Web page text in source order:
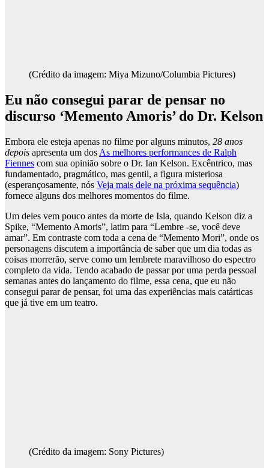
(Crédito da imagem: Miya Mizuno/Columbia Pictures)
Eu não consegui parar de pensar no
discurso ‘Memento Amoris’ do Dr. Kelson
Embora ele esteja apenas no filme por alguns minutos, 28 anos
depois apresenta um dos As melhores performances de Ralph
Fiennes com sua opinião sobre o Dr. Ian Kelson. Excêntrico, mas
fundamentado, pragmático, mas gentil, a figura misteriosa
(esperançosamente, nós Veja mais dele na próxima sequência)
fornece alguns dos melhores momentos do filme.
Um deles vem pouco antes da morte de Isla, quando Kelson diz a
Spike, “Memento Amoris”, latim para “Lembre -se, você deve
amar”. Em contraste com toda a cena de “Memento Mori”, onde os
personagens discutem a importância de saber que um dia todas as
coisas morrerão, serve como um lembrete maravilhoso do espectro
completo da vida. Tendo acabado de passar por uma perda pessoal
semanas antes do lançamento do filme, essa cena, que eu não
consegui parar de pensar, foi uma das experiências mais catárticas
que já tive em um teatro.
(Crédito da imagem: Sony Pictures)